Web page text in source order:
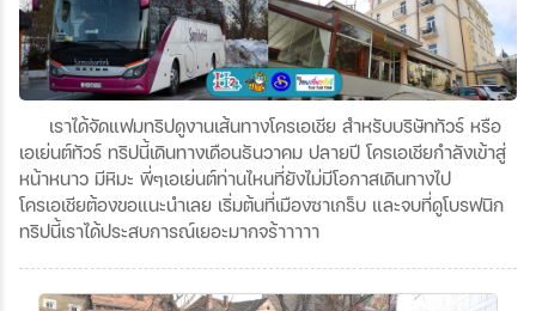
เราได้จัดแฟมทริปดูงานเส้นทางโครเอเชีย สำหรับบริษัททัวร์ หรือ
เอเย่นต์ทัวร์ ทริปนี้เดินทางเดือนธันวาคม ปลายปี โครเอเชียกำลังเข้าสู่
หน้าหนาว มีหิมะ พี่ๆเอเย่นต์ท่านไหนที่ยังไม่มีโอกาสเดินทางไป
โครเอเชียต้องขอแนะนำเลย เริ่มต้นที่เมืองซาเกร็บ และจบที่ดูโบรฟนิก
ทริปนี้เราได้ประสบการณ์เยอะมากจร้าาาาา